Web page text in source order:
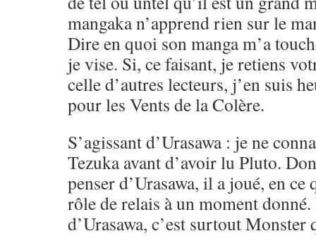
mangaka n’apprend rien sur le
Dire en quoi son manga m’a
je vise. Si, ce faisant, je retiens
celle d’autres lecteurs, j’en suis
pour les Vents de la Colère.
S’agissant d’Urasawa : je ne
Tezuka avant d’avoir lu Pluto.
penser d’Urasawa, il a joué, en
rôle de relais à un moment
d’Urasawa, c’est surtout Monster